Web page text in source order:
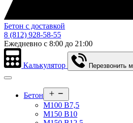
Бетон с доставкой
8 (812) 928-58-55
Ежедневно c 8:00 до 21:00
Калькулятор Перезвонить
Бетон
меню
М100 В7,5
М150 В10